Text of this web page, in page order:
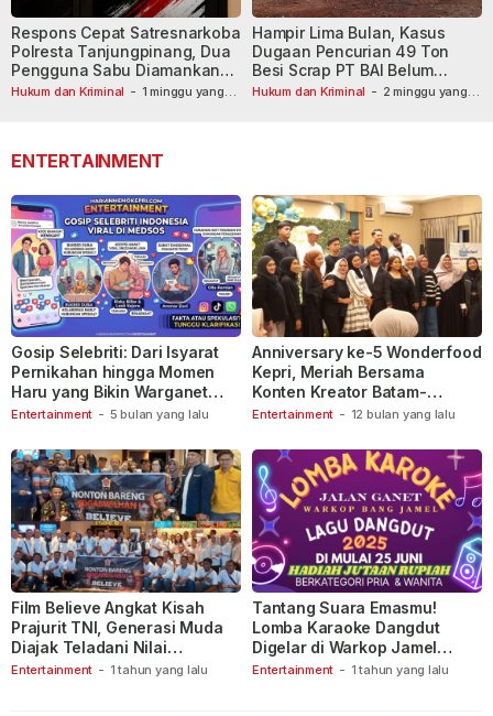
Hukum dan Kriminal - 1 minggu yang
Respons Cepat Satresnarkoba
Polresta Tanjungpinang, Dua
Pengguna Sabu Diamankan
Usai Dilaporkan ke Call Center
Hukum dan Kriminal - 2 minggu yang
Hampir Lima Bulan, Kasus
Dugaan Pencurian 49 Ton
Besi Scrap PT BAI Belum
Tetapkan Tersangka
ENTERTAINMENT
Entertainment - 5 bulan yang lalu
Gosip Selebriti: Dari Isyarat
Pernikahan hingga Momen
Haru yang Bikin Warganet
Berspekulasi
Entertainment - 12 bulan yang lalu
Anniversary ke-5 Wonderfood
Kepri, Meriah Bersama
Konten Kreator Batam-
Tanjungpinang
Entertainment - 1 tahun yang lalu
Film Believe Angkat Kisah
Prajurit TNI, Generasi Muda
Diajak Teladani Nilai
Keberanian
Entertainment - 1 tahun yang lalu
Tantang Suara Emasmu!
Lomba Karaoke Dangdut
Digelar di Warkop Jamel
Ganet